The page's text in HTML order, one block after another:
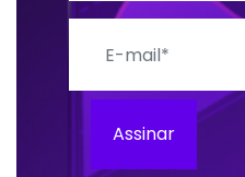
Assinar